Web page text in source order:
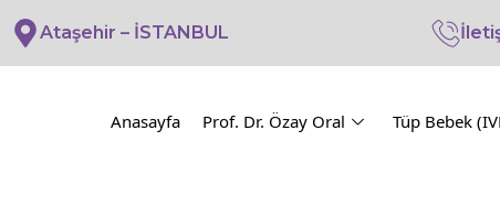
Ataşehir – İSTANBUL
Anasayfa Prof. Dr. Özay Oral Tüp Bebek